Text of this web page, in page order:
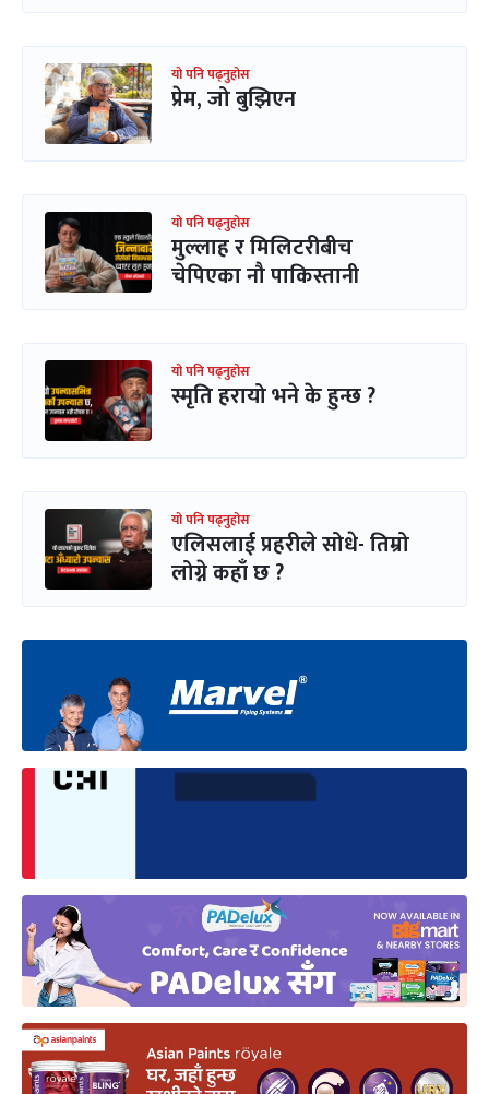
यो पनि पढ्नुहोस
प्रेम, जो बुझिएन
यो पनि पढ्नुहोस
मुल्लाह र मिलिटरीबीच
चेपिएका नौ पाकिस्तानी
यो पनि पढ्नुहोस
स्मृति हरायो भने के हुन्छ ?
यो पनि पढ्नुहोस
एलिसलाई प्रहरीले सोधे- तिम्रो
लोग्ने कहाँ छ ?